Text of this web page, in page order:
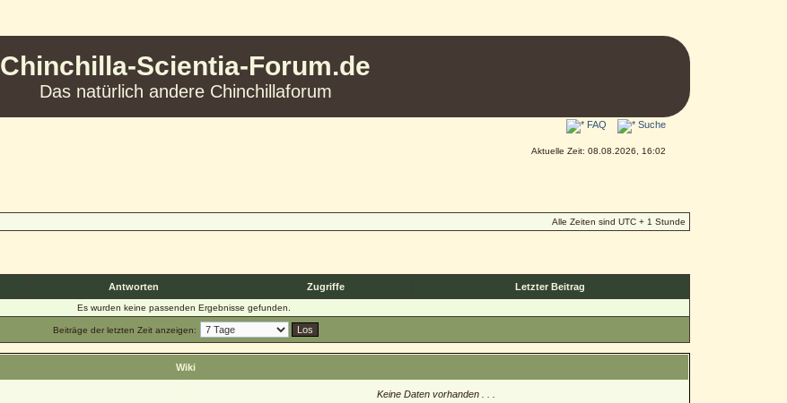
Chinchilla-Scientia-Forum.de
Das natürlich andere Chinchillaforum
FAQ Suche
Aktuelle Zeit: 08.08.2026, 16:02
Alle Zeiten sind UTC + 1 Stunde
Antworten Zugriffe Letzter Beitrag
Es wurden keine passenden Ergebnisse gefunden.
Beiträge der letzten Zeit anzeigen:
Wiki
Keine Daten vorhanden . . .